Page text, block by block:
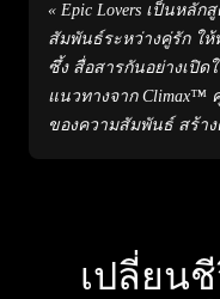
« Epic Lovers เป็นหลั
สัมพันธ์ระหว่างคู่รัก ให้
ซึ้ง สื่อสารกันอย่างเปิ
แนวทางจาก
ของความสัมพันธ์ สร้า
เปลี่ยน